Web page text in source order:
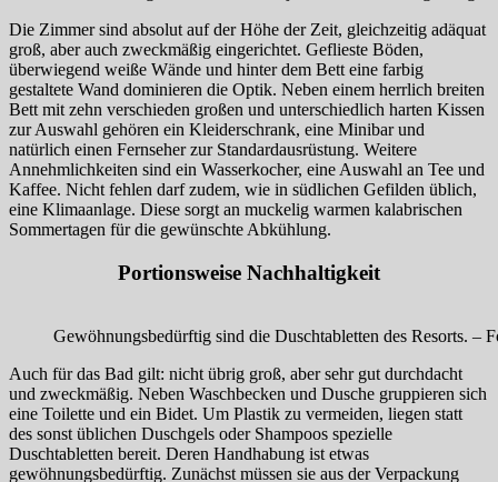
Die Zimmer sind absolut auf der Höhe der Zeit, gleichzeitig adäquat
groß, aber auch zweckmäßig eingerichtet. Geflieste Böden,
überwiegend weiße Wände und hinter dem Bett eine farbig
gestaltete Wand dominieren die Optik. Neben einem herrlich breiten
Bett mit zehn verschieden großen und unterschiedlich harten Kissen
zur Auswahl gehören ein Kleiderschrank, eine Minibar und
natürlich einen Fernseher zur Standardausrüstung. Weitere
Annehmlichkeiten sind ein Wasserkocher, eine Auswahl an Tee und
Kaffee. Nicht fehlen darf zudem, wie in südlichen Gefilden üblich,
eine Klimaanlage. Diese sorgt an muckelig warmen kalabrischen
Sommertagen für die gewünschte Abkühlung.
Portionsweise Nachhaltigkeit
Gewöhnungsbedürftig sind die Duschtabletten des Resorts. –
Auch für das Bad gilt: nicht übrig groß, aber sehr gut durchdacht
und zweckmäßig. Neben Waschbecken und Dusche gruppieren sich
eine Toilette und ein Bidet. Um Plastik zu vermeiden, liegen statt
des sonst üblichen Duschgels oder Shampoos spezielle
Duschtabletten bereit. Deren Handhabung ist etwas
gewöhnungsbedürftig. Zunächst müssen sie aus der Verpackung